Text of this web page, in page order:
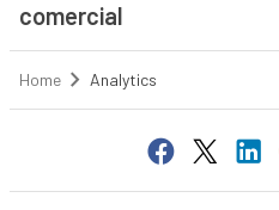
comercial
Home Analytics